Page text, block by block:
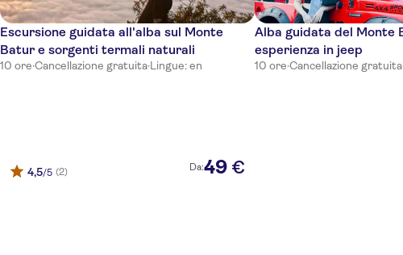
Escursione guidata all'alba sul Monte
Batur e sorgenti termali naturali
10 ore·Cancellazione gratuita·Lingue: en
4,5/5 (2) Da:49 €
Alba guidata del Monte
esperienza in jeep
10 ore·Cancellazione gratuita